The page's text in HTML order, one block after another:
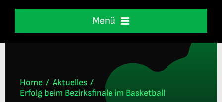
Menü
Unterstützung
Home
Aktuelles
Erfolg beim Bezirksfinale im Basketball